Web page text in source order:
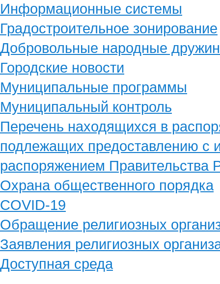
Информационные системы
Градостроительное зонирование
Добровольные народные
Городские новости
Муниципальные программы
Муниципальный контроль
Перечень находящихся в
подлежащих предоставлению с
распоряжением
Охрана общественного порядка
COVID-19
Обращение религиозных
Заявления религиозных
Доступная среда